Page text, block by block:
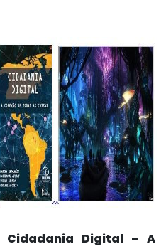
Cidadania Digital – A